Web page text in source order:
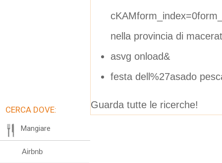
nella provincia di
asvg onload&
festa dell%27asado
Guarda tutte le ricerche!
CERCA DOVE:
Mangiare
Airbnb